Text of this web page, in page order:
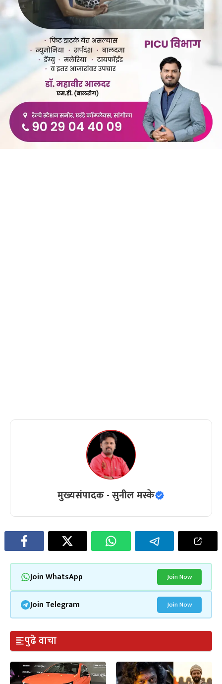
मुख्यसंपादक - सुनील मस्के
Join WhatsApp Join Now
Join Telegram Join Now
पुढे वाचा